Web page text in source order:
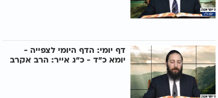
דף יומי: הדף היומי לצפייה -
יומא כ"ד - כ"ג אייר: הרב אקרב